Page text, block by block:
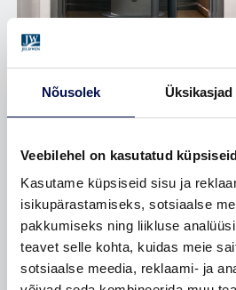
Nõusolek Üksikasjad
Veebilehel on kasutatud
Kasutame küpsiseid sisu ja
isikupärastamiseks, sotsiaalse
pakkumiseks ning liikluse
teavet selle kohta, kuidas meie
sotsiaalse meedia, reklaami- ja
KLAASIST SAUNAUKS
JA STIILNE
Saun on saanud meie kodudes
saunauks sobitub sauna